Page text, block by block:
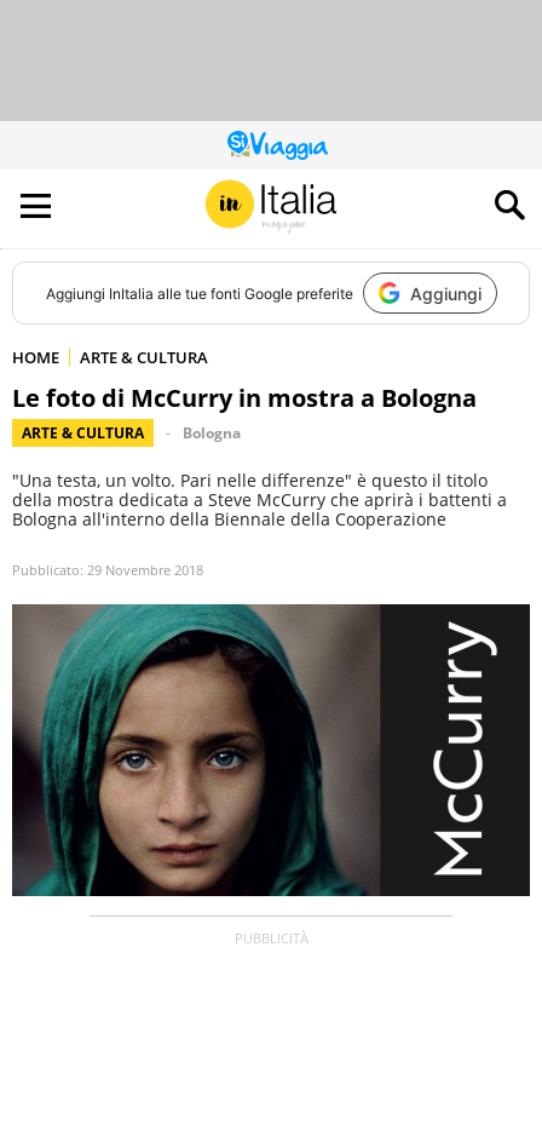
QUESTO
SITO
CONTRIBUISCE
ALL’AUDIENCE
DI
Aggiungi InItalia alle tue fonti Google preferite Aggiungi
HOME ARTE & CULTURA
Le foto di McCurry in mostra a Bologna
ARTE & CULTURA Bologna
"Una testa, un volto. Pari nelle differenze" è questo il titolo
della mostra dedicata a Steve McCurry che aprirà i battenti a
Bologna all'interno della Biennale della Cooperazione
Pubblicato: 29 Novembre 2018